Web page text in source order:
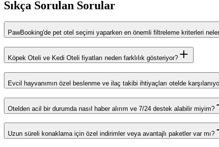
Sıkça Sorulan Sorular
PawBooking'de pet otel seçimi yaparken en önemli filtreleme kriterleri
Köpek Oteli ve Kedi Oteli fiyatları neden farklılık gösteriyor?
Evcil hayvanımın özel beslenme ve ilaç takibi ihtiyaçları otelde
Otelden acil bir durumda nasıl haber alırım ve 7/24 destek alabilir miyim?
Uzun süreli konaklama için özel indirimler veya avantajlı paketler var mı?